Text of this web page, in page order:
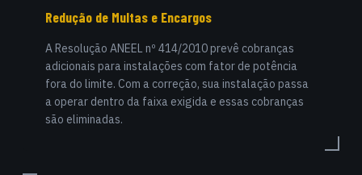
Redução de Multas e Encargos
A Resolução ANEEL nº 414/2010 prevê cobranças
adicionais para instalações com fator de potência
fora do limite. Com a correção, sua instalação passa
a operar dentro da faixa exigida e essas cobranças
são eliminadas.